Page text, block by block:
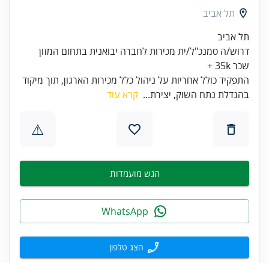
תל אביב
תל אביב
דרוש/ה סמנכ"ל/ית מכירות לחברה יבואנית בתחום המזון
שכר 35k +
התפקיד כולל אחריות על ניהול כלל מכירות הארגון, תוך מיקוד
בהגדלת נתח השוק, יצירת... קרא עוד
⚠
הגש מועמדות
הצג טלפון